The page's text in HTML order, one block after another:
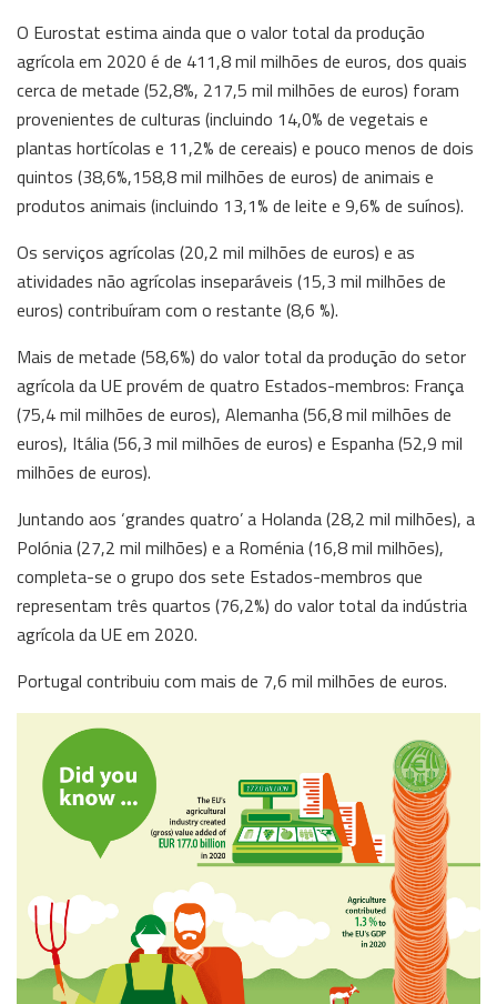
O Eurostat estima ainda que o valor total da produção
agrícola em 2020 é de 411,8 mil milhões de euros, dos quais
cerca de metade (52,8%, 217,5 mil milhões de euros) foram
provenientes de culturas (incluindo 14,0% de vegetais e
plantas hortícolas e 11,2% de cereais) e pouco menos de dois
quintos (38,6%,158,8 mil milhões de euros) de animais e
produtos animais (incluindo 13,1% de leite e 9,6% de suínos).
Os serviços agrícolas (20,2 mil milhões de euros) e as
atividades não agrícolas inseparáveis (15,3 mil milhões de
euros) contribuíram com o restante (8,6 %).
Mais de metade (58,6%) do valor total da produção do setor
agrícola da UE provém de quatro Estados-membros: França
(75,4 mil milhões de euros), Alemanha (56,8 mil milhões de
euros), Itália (56,3 mil milhões de euros) e Espanha (52,9 mil
milhões de euros).
Juntando aos ‘grandes quatro’ a Holanda (28,2 mil milhões), a
Polónia (27,2 mil milhões) e a Roménia (16,8 mil milhões),
completa-se o grupo dos sete Estados-membros que
representam três quartos (76,2%) do valor total da indústria
agrícola da UE em 2020.
Portugal contribuiu com mais de 7,6 mil milhões de euros.